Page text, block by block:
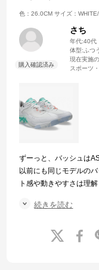
色：26.0CM サイズ：
さち
年代:40代
体型: ふつ
現在実施
スポーツ
ずーっと、バッシュは
以前にも同じモデルの
ト感や動きやすさは理解
ミングで破格のお値段
また、バッシュのセー
続きを読む